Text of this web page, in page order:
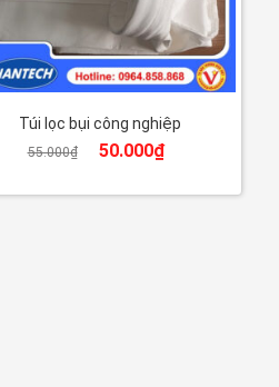
Túi lọc bụi công nghiệp
55.000₫ 50.000₫